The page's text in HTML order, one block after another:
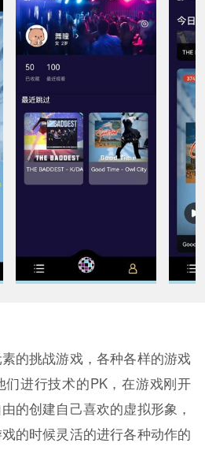
的挑战游戏，各种各样的游戏
进行技术的PK，在游戏刚开
的创建自己喜欢的虚拟形象，
的时候灵活的进行各种动作的